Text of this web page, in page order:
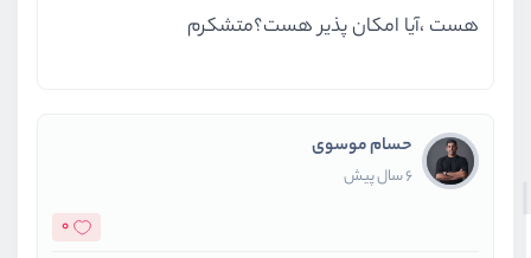
هست ،آیا امکان پذیر هست؟متشکرم
حسام موسوی
6 سال پیش
0